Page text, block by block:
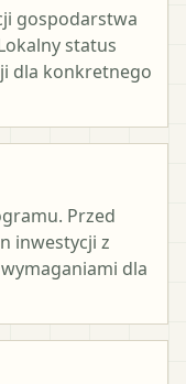
gospodarstwa
status
dla konkretnego
Przed
inwestycji z
dla